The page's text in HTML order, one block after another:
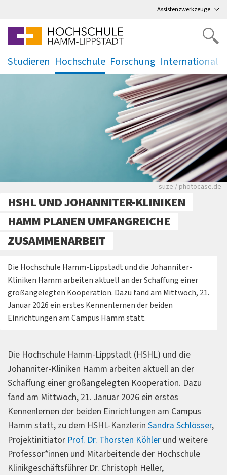
Assistenzwerkzeuge
Studieren
.
Hochschule
.
Forschung
. .
Viele Zeitungen.
suze / photocase.de
HSHL UND JOHANNITER-KLINIKEN
HAMM PLANEN UMFANGREICHE
ZUSAMMENARBEIT
Die Hochschule Hamm-Lippstadt und die Johanniter-
Kliniken Hamm arbeiten aktuell an der Schaffung einer
großangelegten Kooperation. Dazu fand am Mittwoch, 21.
Januar 2026 ein erstes Kennenlernen der beiden
Einrichtungen am Campus Hamm statt.
Die Hochschule Hamm-Lippstadt (HSHL) und die
Johanniter-Kliniken Hamm arbeiten aktuell an der
Schaffung einer großangelegten Kooperation. Dazu
fand am Mittwoch, 21. Januar 2026 ein erstes
Kennenlernen der beiden Einrichtungen am Campus
Hamm statt, zu dem HSHL-Kanzlerin Sandra Schlösser,
Projektinitiator Prof. Dr. Thorsten Köhler und weitere
Professor*innen und Mitarbeitende der Hochschule
Klinikgeschäftsführer Dr. Christoph Heller,